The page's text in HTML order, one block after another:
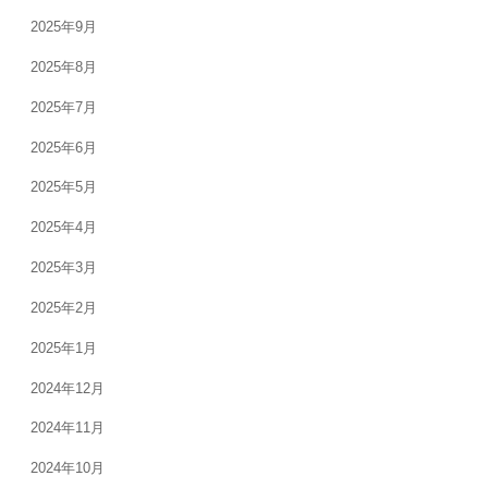
2025年9月
2025年8月
2025年7月
2025年6月
2025年5月
2025年4月
2025年3月
2025年2月
2025年1月
2024年12月
2024年11月
2024年10月